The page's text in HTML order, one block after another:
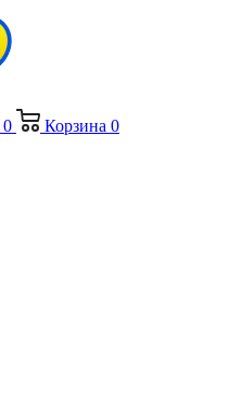
0 Корзина 0